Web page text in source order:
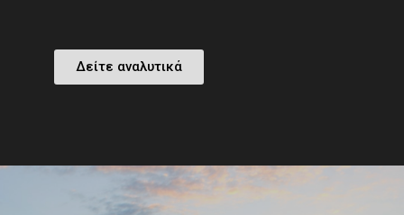
Δείτε αναλυτικά